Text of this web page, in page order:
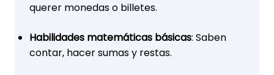
querer monedas o billetes.
Habilidades matemáticas básicas: Saben
contar, hacer sumas y restas.